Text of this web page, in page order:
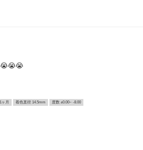
1ヶ月 着色直径 14.5mm 度数 ±0.00~ -8.00